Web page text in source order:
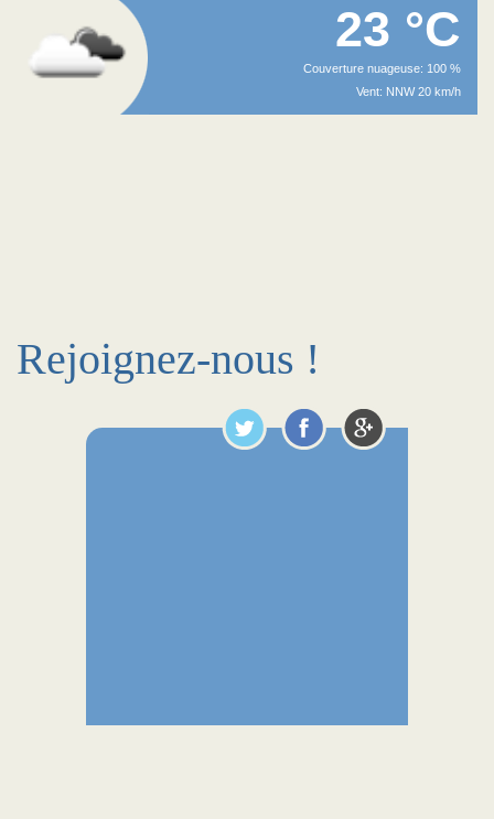
23 °C
Couverture nuageuse: 100 %
Vent: NNW 20 km/h
Rejoignez-nous !